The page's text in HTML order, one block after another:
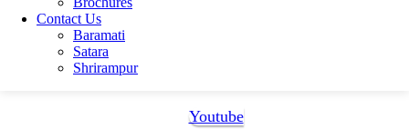
Contact Us
Baramati
Satara
Shrirampur
Biotechnologist Shweta Rasal Resume
Biotechnologist Shweta Rasal Resume
Youtube